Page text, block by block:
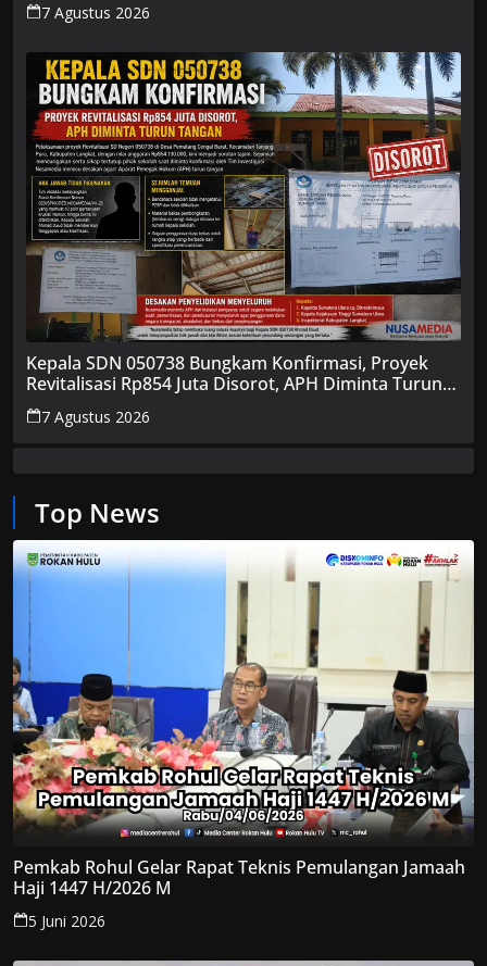
7 Agustus 2026
Kepala SDN 050738 Bungkam Konfirmasi, Proyek
Revitalisasi Rp854 Juta Disorot, APH Diminta Turun
Tangan
7 Agustus 2026
Top News
Pemkab Rohul Gelar Rapat Teknis Pemulangan Jamaah
Haji 1447 H/2026 M
5 Juni 2026